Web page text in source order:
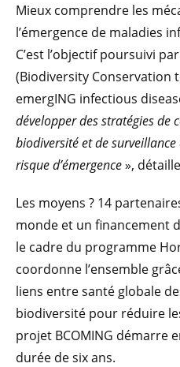
Mieux comprendre les
l’émergence de maladies
C’est l’objectif poursuivi
(Biodiversity Conservation
emergING infectious
développer des stratégies de
biodiversité et de
risque d’émergence»,
Les moyens ? 14
monde et un financement
le cadre du programme
coordonne l’ensemble
liens entre santé globale
biodiversité pour réduire
projet BCOMING démarre
durée de six ans.